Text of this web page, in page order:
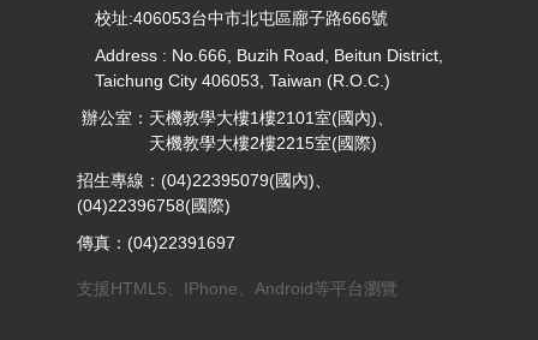
校址:406053台中市北屯區廍子路666號
Address : No.666, Buzih Road, Beitun District,
Taichung City 406053, Taiwan (R.O.C.)
辦公室：天機教學大樓1樓2101室(國內)、
天機教學大樓2樓2215室(國際)
招生專線：(04)22395079(國內)、
(04)22396758(國際)
傳真：(04)22391697
支援HTML5、IPhone、Android等平台瀏覽